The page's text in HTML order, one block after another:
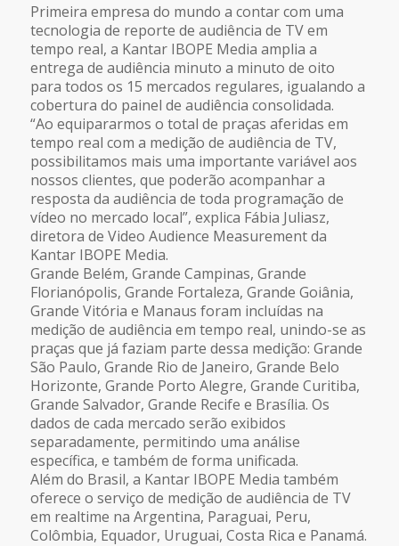
Primeira empresa do mundo a contar com uma
tecnologia de reporte de audiência de TV em
tempo real, a Kantar IBOPE Media amplia a
entrega de audiência minuto a minuto de oito
para todos os 15 mercados regulares, igualando a
cobertura do painel de audiência consolidada.
“Ao equipararmos o total de praças aferidas em
tempo real com a medição de audiência de TV,
possibilitamos mais uma importante variável aos
nossos clientes, que poderão acompanhar a
resposta da audiência de toda programação de
vídeo no mercado local”, explica Fábia Juliasz,
diretora de Video Audience Measurement da
Kantar IBOPE Media.
Grande Belém, Grande Campinas, Grande
Florianópolis, Grande Fortaleza, Grande Goiânia,
Grande Vitória e Manaus foram incluídas na
medição de audiência em tempo real, unindo-se as
praças que já faziam parte dessa medição: Grande
São Paulo, Grande Rio de Janeiro, Grande Belo
Horizonte, Grande Porto Alegre, Grande Curitiba,
Grande Salvador, Grande Recife e Brasília. Os
dados de cada mercado serão exibidos
separadamente, permitindo uma análise
específica, e também de forma unificada.
Além do Brasil, a Kantar IBOPE Media também
oferece o serviço de medição de audiência de TV
em realtime na Argentina, Paraguai, Peru,
Colômbia, Equador, Uruguai, Costa Rica e Panamá.